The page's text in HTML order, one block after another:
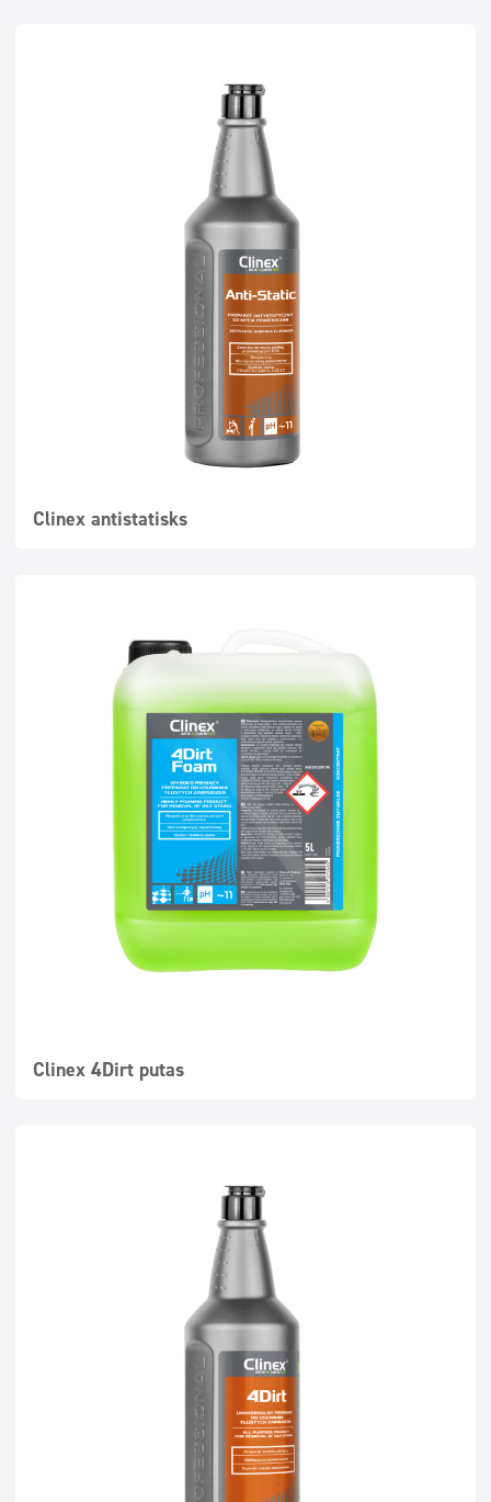
Clinex antistatisks
Clinex 4Dirt putas